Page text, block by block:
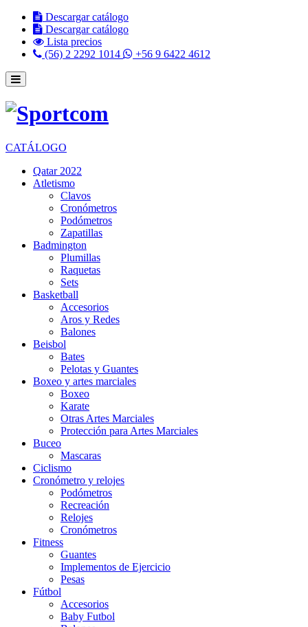
Descargar catálogo
Descargar catálogo
Lista precios
(56) 2 2292 1014
+56 9 6422 4612
CATÁLOGO
Qatar 2022
Atletismo
Clavos
Cronómetros
Podómetros
Zapatillas
Badmington
Plumillas
Raquetas
Sets
Basketball
Accesorios
Aros y Redes
Balones
Beisbol
Bates
Pelotas y Guantes
Boxeo y artes marciales
Boxeo
Karate
Otras Artes Marciales
Protección para Artes Marciales
Buceo
Mascaras
Ciclismo
Cronómetro y relojes
Podómetros
Recreación
Relojes
Cronómetros
Fitness
Guantes
Implementos de Ejercicio
Pesas
Fútbol
Accesorios
Baby Futbol